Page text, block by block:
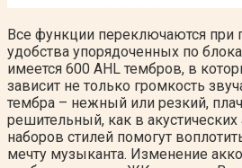
Все функции переключаются при
удобства упорядоченных по
имеется 600 AHL тембров, в
зависит не только громкость
тембра – нежный или резкий,
решительный, как в акустических
наборов стилей помогут
мечту музыканта. Изменение